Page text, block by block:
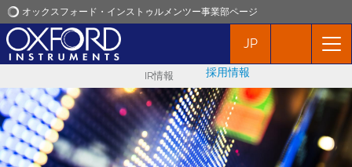
オックスフォード・インストゥルメンツー事業部ページ
オックスフォード・インストゥルメンツ
アプリケーション
プロダクト
JP
IR情報 採用情報